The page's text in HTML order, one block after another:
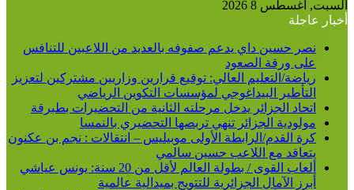
السبت, أغسطس 8 2026
أخبار عاجلة
نصر حسين داي يدعم صفوفه بالعديد من اللاعبين للتنافس
على ورقة الصعود
رياضة/التعليم العالي: توقيع قرارين وزاريين مشتركين لتعزيز
التأطير البيداغوجي لمؤسسات التكوين الرياضي
اتحاد الجزائر يدخل مرحلته الثانية من التحضيرات بطبرقة
مولودية الجزائر تنهي تربصها التحضيري بالنمسا
كرة القدم/الرابطة الأولى موبيليس – انتقالات : نجم بن عكنون
يتعاقد مع اللاعب حسين سالمي
ألعاب القوى / بطولة العالم لأقل من 20 سنة: يونس عياشي
أبرز الآمال الجزائرية للتتويج بميدالية عالمية